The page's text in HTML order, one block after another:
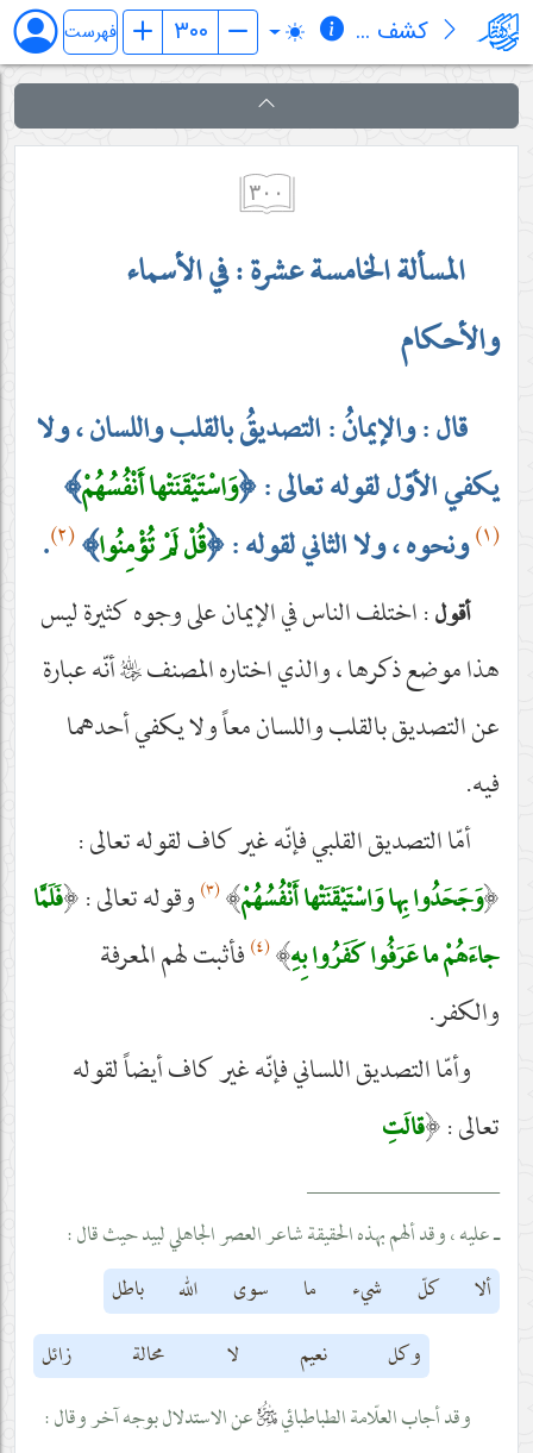
کشف المراد في شرح تجرید الإعتقاد (قسم الإلهیات) فهرست
٣٠٠
المسألة الخامسة عشرة : في الأسماء
والأحكام
قال : والإيمانُ : التصديقُ بالقلب واللسان ، ولا
يكفي الأوّل لقوله تعالى :﴿وَاسْتَيْقَنَتْها أَنْفُسُهُمْ﴾
(١) ونحوه ، ولا الثاني لقوله :﴿قُلْ لَمْ تُؤْمِنُوا﴾(٢) .
أقول: اختلف الناس في الإيمان على وجوه كثيرة ليس
هذا موضع ذكرها ، والذي اختاره المصنفرحمه‌اللهأنّه عبارة
عن التصديق بالقلب واللسان معاً ولا يكفي أحدهما
فيه.
أمّا التصديق القلبي فإنّه غير كاف لقوله تعالى :
﴿وَجَحَدُوا بِها وَاسْتَيْقَنَتْها أَنْفُسُهُمْ﴾(٣) وقوله تعالى :﴿فَلَمَّا
جاءَهُمْ ما عَرَفُوا كَفَرُوا بِهِ﴾(٤) فأثبت لهم المعرفة
والكفر.
وأمّا التصديق اللساني فإنّه غير كاف أيضاً لقوله
تعالى :﴿قالَتِ
__________________
ـ عليه ، وقد ألهم بهذه الحقيقة شاعر العصر الجاهلي لبيد حيث قال :
ألا كلّ شيء ما سوى الله باطل
وكل نعيم لا محالة زائل
وقد أجاب العلّامة الطباطبائيقدس‌سرهعن الاستدلال بوجه آخر وقال :